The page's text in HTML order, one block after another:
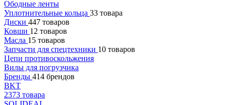
Ободные ленты
Уплотнительные кольца 33 товара
Диски 447 товаров
Ковши 12 товаров
Масла 15 товаров
Запчасти для спецтехники 10 товаров
Цепи противоскольжения
Вилы для погрузчика
Бренды 414 брендов
BKT
2373 товара